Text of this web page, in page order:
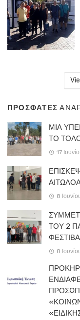
ΠΡΟΣΦΑΤΕΣ
ΜΙΑ
ΤΟ
17
8
ΤΟΥ 2
8